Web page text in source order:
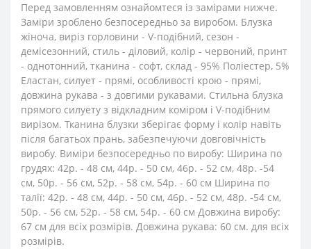
Перед замовленням ознайомтеся із замірами нижче.
Заміри зроблено безпосередньо за виробом. Блузка
жіноча, виріз горловини - V-подібний, сезон -
демісезонний, стиль - діловий, колір - червоний, принт
- однотонний, тканина - софт, склад - 95% Поліестер, 5%
Еластан, силует - прямі, особливості крою - прямі,
довжина рукава - з довгими рукавами. Стильна блузка
прямого силуету з відкладним коміром і V-подібним
вирізом. Тканина блузки зберігає форму і колір навіть
після багатьох прань, забезпечуючи довговічність
виробу. Виміри безпосередньо по виробу: Ширина по
грудях: 42р. - 48 см, 44р. - 50 см, 46р. - 52 см, 48р. -54
см, 50р. - 56 см, 52р. - 58 см, 54р. - 60 см Ширина по
талії: 42р. - 48 см, 44р. - 50 см, 46р. - 52 см, 48р. -54 см,
50р. - 56 см, 52р. - 58 см, 54р. - 60 см Довжина виробу:
67 см для всіх розмірів. Довжина рукава: 60 см. для всіх
розмірів.